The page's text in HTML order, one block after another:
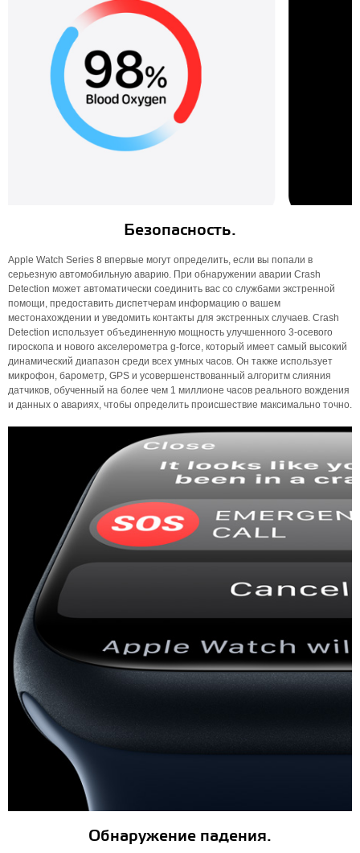
Безопасность.
Apple Watch Series 8 впервые могут определить, если вы попали в
серьезную автомобильную аварию. При обнаружении аварии Crash
Detection может автоматически соединить вас со службами экстренной
помощи, предоставить диспетчерам информацию о вашем
местонахождении и уведомить контакты для экстренных случаев. Crash
Detection использует объединенную мощность улучшенного 3-осевого
гироскопа и нового акселерометра g-force, который имеет самый высокий
динамический диапазон среди всех умных часов. Он также использует
микрофон, барометр, GPS и усовершенствованный алгоритм слияния
датчиков, обученный на более чем 1 миллионе часов реального вождения
и данных о авариях, чтобы определить происшествие максимально точно.
Обнаружение падения.